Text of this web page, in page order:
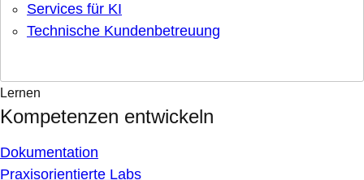
Services für KI
Technische Kundenbetreuung
Lernen
Kompetenzen entwickeln
Dokumentation
Praxisorientierte Labs